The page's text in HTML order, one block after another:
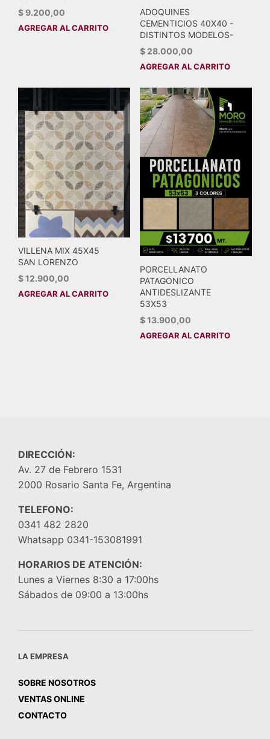
$9.200,00
AGREGAR AL CARRITO
ADOQUINES
CEMENTICIOS 40X40 -
DISTINTOS MODELOS-
$28.000,00
AGREGAR AL CARRITO
VILLENA MIX 45X45
SAN LORENZO
$12.900,00
AGREGAR AL CARRITO
PORCELLANATO
PATAGONICO
ANTIDESLIZANTE
53X53
$13.900,00
AGREGAR AL CARRITO
DIRECCIÓN:
Av. 27 de Febrero 1531
2000 Rosario Santa Fe, Argentina
TELEFONO:
0341 482 2820
Whatsapp 0341-153081991
HORARIOS DE ATENCIÓN:
Lunes a Viernes 8:30 a 17:00hs
Sábados de 09:00 a 13:00hs
LA EMPRESA
SOBRE NOSOTROS
VENTAS ONLINE
CONTACTO